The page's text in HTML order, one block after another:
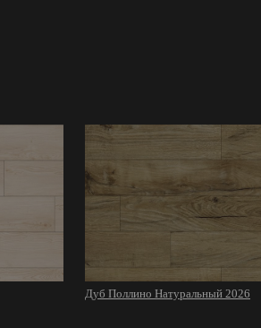
Дуб Поллино Натуральный 2026